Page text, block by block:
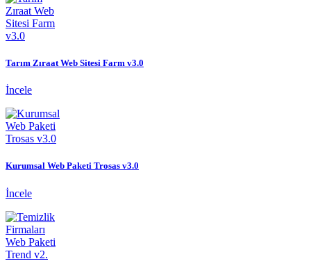
Tarım Zıraat Web Sitesi Farm v3.0
İncele
Kurumsal Web Paketi Trosas v3.0
İncele